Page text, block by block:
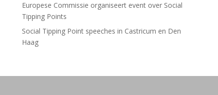
Europese Commissie organiseert event over Social
Tipping Points
Social Tipping Point speeches in Castricum en Den
Haag